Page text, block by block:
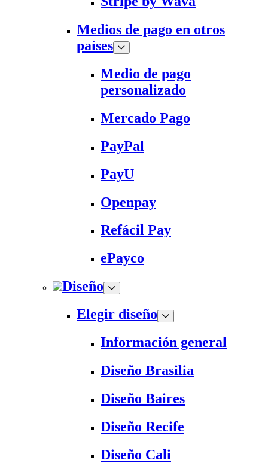
Medios de pago en otros
países
Medio de pago
personalizado
Mercado Pago
PayPal
PayU
Openpay
Refácil Pay
ePayco
Diseño
Elegir diseño
Información general
Diseño Brasilia
Diseño Baires
Diseño Recife
Diseño Cali